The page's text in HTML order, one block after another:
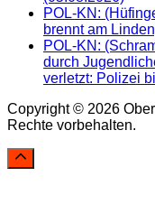
POL-KN:
brennt am
POL-KN:
durch
verletzt: Polizei
Copyright © 2026
Rechte vorbehalten.